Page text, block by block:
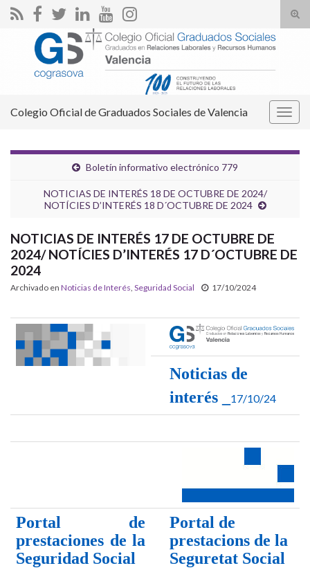
el
Search for:
Colegio Oficial de Graduados Sociales de Valencia
Boletín informativo electrónico 779
NOTICIAS DE INTERÉS 18 DE OCTUBRE DE 2024/
NOTÍCIES D’INTERÉS 18 D´OCTUBRE DE 2024
NOTICIAS DE INTERÉS 17 DE OCTUBRE DE
2024/ NOTÍCIES D’INTERÉS 17 D´OCTUBRE DE
2024
Archivado en Noticias de Interés Seguridad Social 17/10/2024
Noticias de
interés _
17/10/24
Portal de
prestaciones de la
Seguridad Social
Portal de
prestacions de la
Seguretat Social